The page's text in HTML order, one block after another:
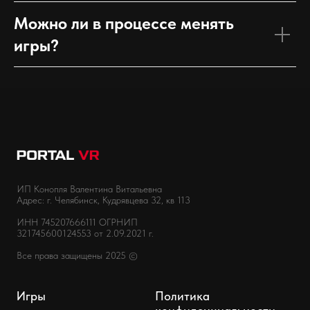
Можно ли в процессе менять
игры?
ИП Конопля Валентина Витальевна
Адрес: г. Челябинск, Кудрявцева 32, кв 113
ИНН 745207666111 ОГРНИП
321745600124553 от 2.09.2021 г.
Все права защищены 2025 ©
Игры
Политика